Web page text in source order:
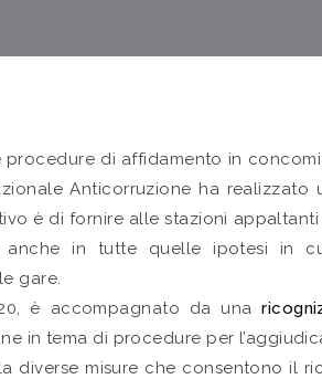
di affidamento in
Anticorruzione ha realizzato
è di fornire alle stazioni
anche in tutte quelle ipotesi in
gare.
è accompagnato da una
in tema di procedure per
diverse misure che consentono il